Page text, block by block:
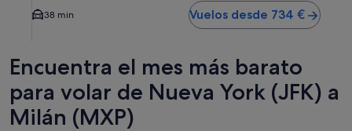
38 min Vuelos desde 734 €
Encuentra el mes más barato
para volar de Nueva York (JFK) a
Milán (MXP)